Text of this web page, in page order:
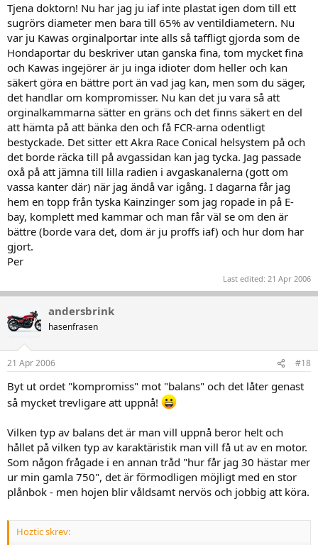
Tjena doktorn! Nu har jag ju iaf inte plastat igen dom till ett
sugrörs diameter men bara till 65% av ventildiametern. Nu
var ju Kawas orginalportar inte alls så taffligt gjorda som de
Hondaportar du beskriver utan ganska fina, tom mycket fina
och Kawas ingejörer är ju inga idioter dom heller och kan
säkert göra en bättre port än vad jag kan, men som du säger,
det handlar om kompromisser. Nu kan det ju vara så att
orginalkammarna sätter en gräns och det finns säkert en del
att hämta på att bänka den och få FCR-arna odentligt
bestyckade. Det sitter ett Akra Race Conical helsystem på och
det borde räcka till på avgassidan kan jag tycka. Jag passade
oxå på att jämna till lilla radien i avgaskanalerna (gott om
vassa kanter där) när jag ändå var igång. I dagarna får jag
hem en topp från tyska Kainzinger som jag ropade in på E-
bay, komplett med kammar och man får väl se om den är
bättre (borde vara det, dom är ju proffs iaf) och hur dom har
gjort.
Per
Last edited: 21 Apr 2006
andersbrink
hasenfrasen
21 Apr 2006 #18
Byt ut ordet "kompromiss" mot "balans" och det låter genast
så mycket trevligare att uppnå!
Vilken typ av balans det är man vill uppnå beror helt och
hållet på vilken typ av karaktäristik man vill få ut av en motor.
Som någon frågade i en annan tråd "hur får jag 30 hästar mer
ur min gamla 750", det är förmodligen möjligt med en stor
plånbok - men hojen blir våldsamt nervös och jobbig att köra.
Hoztic skrev: